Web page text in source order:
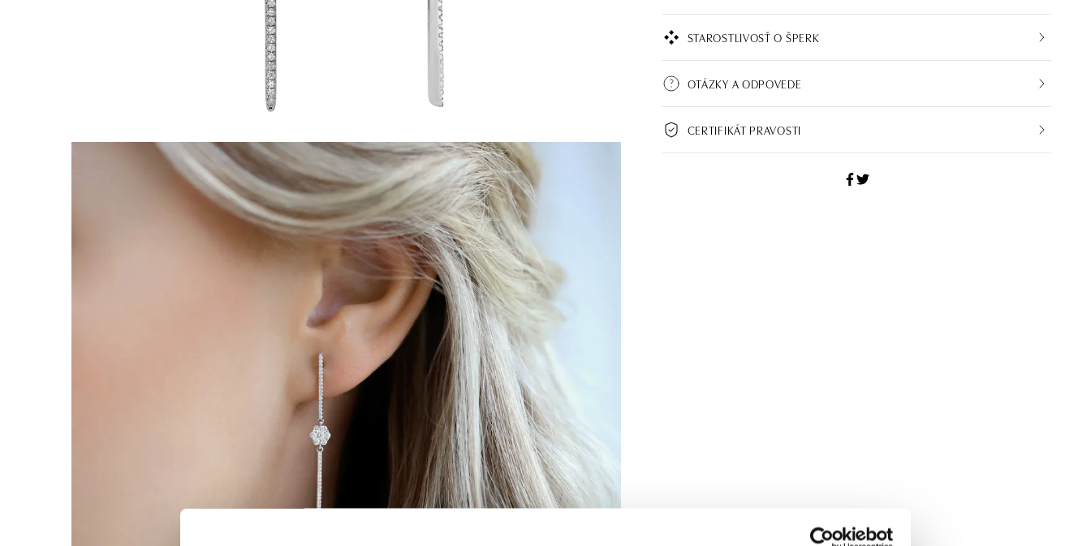
STAROSTLIVOSŤ O ŠPERK
OTÁZKY A ODPOVEDE
CERTIFIKÁT PRAVOSTI